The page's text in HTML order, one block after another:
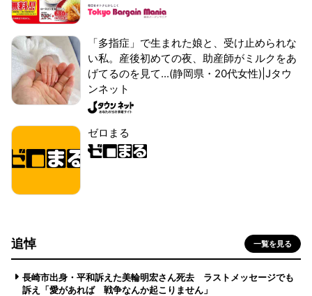
「多指症」で生まれた娘と、受け止められな
い私。産後初めての夜、助産師がミルクをあ
げてるのを見て...(静岡県・20代女性)|Jタウ
ンネット
ゼロまる
追悼 一覧を見る
長崎市出身・平和訴えた美輪明宏さん死去 ラストメッセージでも
訴え「愛があれば 戦争なんか起こりません」